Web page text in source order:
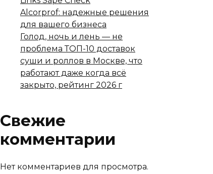
Alcorprof: надежные решения
для вашего бизнеса
Голод, ночь и лень — не
проблема ТОП-10 доставок
суши и роллов в Москве, что
работают даже когда всё
закрыто, рейтинг 2026 г
Свежие
комментарии
Нет комментариев для просмотра.